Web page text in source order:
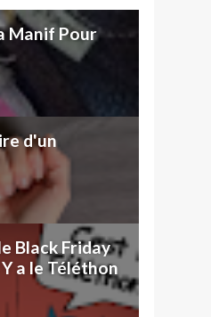
Manif Pour
d'un
Black Friday
a le Téléthon